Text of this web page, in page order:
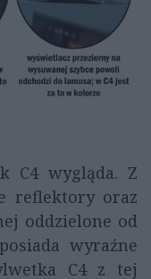
C4 wygląda. Z
reflektory oraz
oddzielone od
wyraźne
C4 z tej